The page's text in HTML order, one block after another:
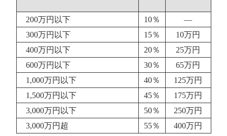
200万円以下 10％
―
300万円以下
15％
10万円
400万円以下
20％
25万円
600万円以下
30％
65万円
1,000万円以下
40％
125万円
1,500万円以下
45％
175万円
3,000万円以下
50％
250万円
3,000万円超
55％
400万円